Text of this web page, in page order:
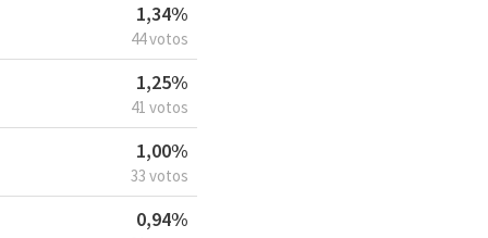
1,34%
44 votos
1,25%
41 votos
1,00%
33 votos
0,94%